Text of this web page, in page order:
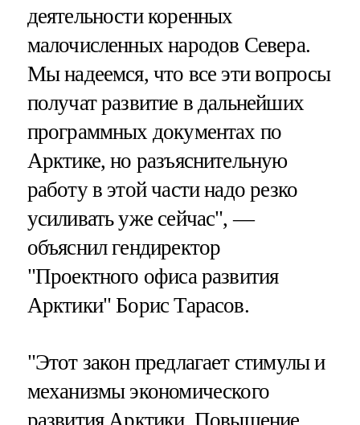
деятельности коренных
малочисленных народов Севера.
Мы надеемся, что все эти вопросы
получат развитие в дальнейших
программных документах по
Арктике, но разъяснительную
работу в этой части надо резко
усиливать уже сейчас", —
объяснил гендиректор
"Проектного офиса развития
Арктики" Борис Тарасов.
"Этот закон предлагает стимулы и
механизмы экономического
развития Арктики. Повышение